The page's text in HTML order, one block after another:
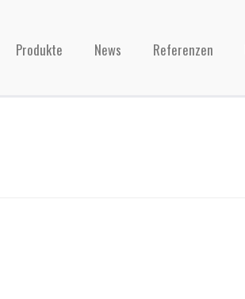
Produkte News Referenzen